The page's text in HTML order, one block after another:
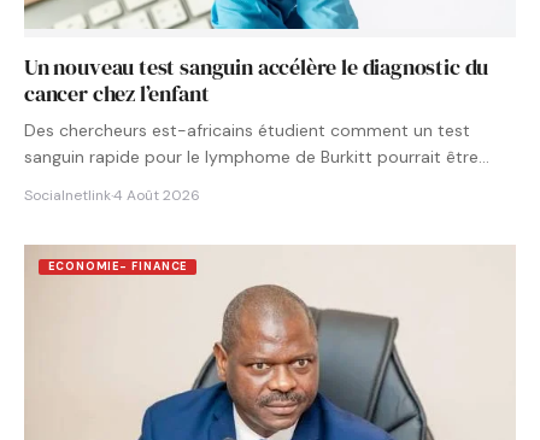
Un nouveau test sanguin accélère le diagnostic du
cancer chez l’enfant
Des chercheurs est-africains étudient comment un test
sanguin rapide pour le lymphome de Burkitt pourrait être
Socialnetlink·4 Août 2026
ECONOMIE- FINANCE